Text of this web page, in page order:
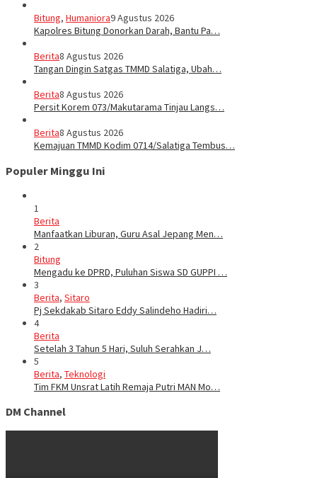
Bitung, Humaniora9 Agustus 2026
Kapolres Bitung Donorkan Darah, Bantu Pa…
Berita8 Agustus 2026
Tangan Dingin Satgas TMMD Salatiga, Ubah…
Berita8 Agustus 2026
Persit Korem 073/Makutarama Tinjau Langs…
Berita8 Agustus 2026
Kemajuan TMMD Kodim 0714/Salatiga Tembus…
Populer Minggu Ini
1
Berita
Manfaatkan Liburan, Guru Asal Jepang Men…
2
Bitung
Mengadu ke DPRD, Puluhan Siswa SD GUPPI …
3
Berita, Sitaro
Pj Sekdakab Sitaro Eddy Salindeho Hadiri…
4
Berita
Setelah 3 Tahun 5 Hari, Suluh Serahkan J…
5
Berita, Teknologi
Tim FKM Unsrat Latih Remaja Putri MAN Mo…
DM Channel